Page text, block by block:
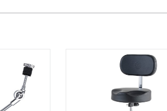
11 Đường số 3, Khu dân
Bích
442 Lũy Bán Bích, Phường
TPHCM, Quận Tân Phú, Hồ
Tầng G, Tòa nhà Thảo Điền
Quốc Hương, Phường An